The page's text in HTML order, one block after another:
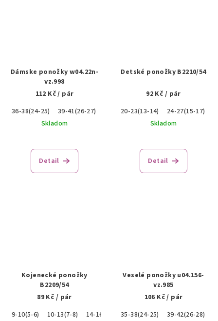
Dámske ponožky w04.22n-
vz.998
112 Kč/ pár
36-38(24-25)
39-41(26-27)
Skladom
Detail
Detské ponožky B2210/54
92 Kč / pár
20-23(13-14)
24-27(15-17)
Skladom
Detail
Kojenecké ponožky
B2209/54
89 Kč / pár
9-10(5-6)
10-13(7-8) 14-16(9-10)
17-19(11-12)
Veselé ponožky u04.156-
vz.985
106 Kč/ pár
35-38(24-25)
39-42(26-28)